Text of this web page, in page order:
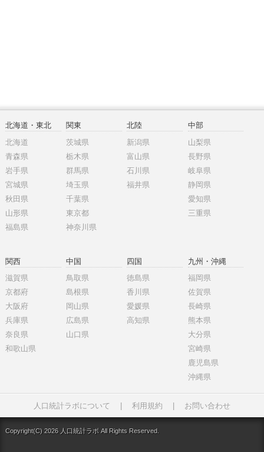
北海道・東北
北海道
青森県
岩手県
宮城県
秋田県
山形県
福島県
関東
茨城県
栃木県
群馬県
埼玉県
千葉県
東京都
神奈川県
北陸
新潟県
富山県
石川県
福井県
中部
山梨県
長野県
岐阜県
静岡県
愛知県
三重県
関西
滋賀県
京都府
大阪府
兵庫県
奈良県
和歌山県
中国
鳥取県
島根県
岡山県
広島県
山口県
四国
徳島県
香川県
愛媛県
高知県
九州・沖縄
福岡県
佐賀県
長崎県
熊本県
大分県
宮崎県
鹿児島県
沖縄県
人口統計ラボについて 利用規約 お問い合わせ
Copyright(C) 2026 人口統計ラボ All Rights Reserved.